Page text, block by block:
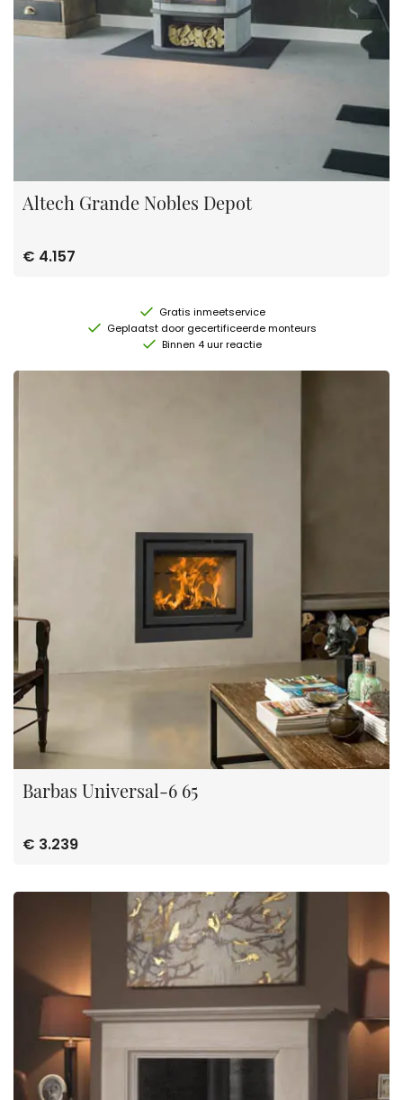
Altech Grande Nobles Depot
€ 4.157
Gratis inmeetservice
Geplaatst door gecertificeerde monteurs
Binnen 4 uur reactie
Barbas Universal-6 65
€ 3.239